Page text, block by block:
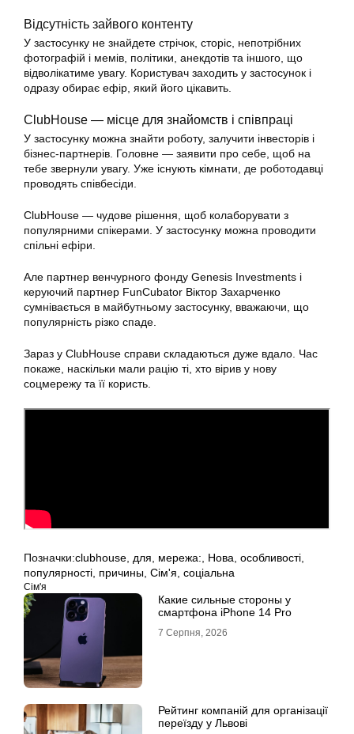
Відсутність зайвого контенту
У застосунку не знайдете стрічок, сторіс, непотрібних
фотографій і мемів, політики, анекдотів та іншого, що
відволікатиме увагу. Користувач заходить у застосунок і
одразу обирає ефір, який його цікавить.
ClubHouse — місце для знайомств і співпраці
У застосунку можна знайти роботу, залучити інвесторів і
бізнес-партнерів. Головне — заявити про себе, щоб на
тебе звернули увагу. Уже існують кімнати, де роботодавці
проводять співбесіди.
ClubHouse — чудове рішення, щоб колаборувати з
популярними спікерами. У застосунку можна проводити
спільні ефіри.
Але партнер венчурного фонду Genesis Investments і
керуючий партнер FunCubator Віктор Захарченко
сумнівається в майбутньому застосунку, вважаючи, що
популярність різко спаде.
Зараз у ClubHouse справи складаються дуже вдало. Час
покаже, наскільки мали рацію ті, хто вірив у нову
соцмережу та її користь.
Позначки:clubhouse, для, мережа:, Нова, особливості,
популярності, причины, Сім'я, соціальна
Сім'я
Какие сильные стороны у
смартфона iPhone 14 Pro
7 Серпня, 2026
Рейтинг компаній для організації
переїзду у Львові